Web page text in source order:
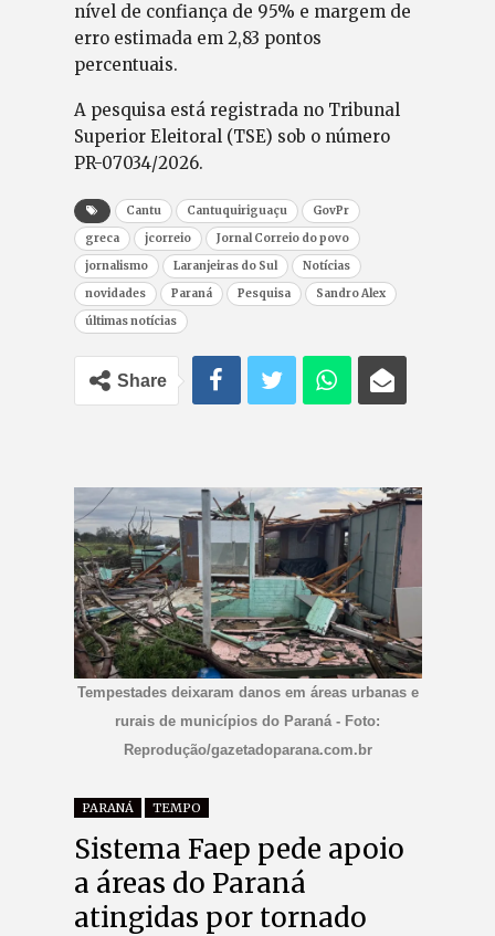
nível de confiança de 95% e margem de
erro estimada em 2,83 pontos
percentuais.
A pesquisa está registrada no Tribunal
Superior Eleitoral (TSE) sob o número
PR-07034/2026.
Cantu Cantuquiriguaçu
GovPr
greca
jcorreio
Jornal Correio do povo
jornalismo
Laranjeiras do Sul
Notícias
novidades
Paraná Pesquisa
Sandro Alex
últimas notícias
Share
Tempestades deixaram danos em áreas urbanas e
rurais de municípios do Paraná - Foto:
Reprodução/gazetadoparana.com.br
PARANÁ TEMPO
Sistema Faep pede apoio
a áreas do Paraná
atingidas por tornado